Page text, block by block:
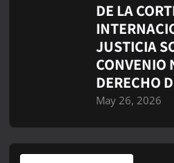
DE LA
JUSTICIA
CONVENIO
DERECHO
May 26, 2026